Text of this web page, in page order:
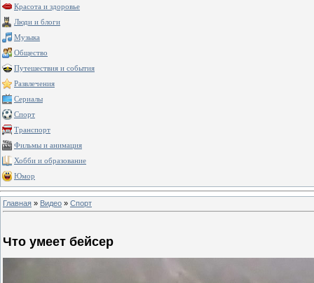
Красота и здоровье
Люди и блоги
Музыка
Общество
Путешествия и события
Развлечения
Сериалы
Спорт
Транспорт
Фильмы и анимация
Хобби и образование
Юмор
Главная » Видео » Спорт
Что умеет бейсер